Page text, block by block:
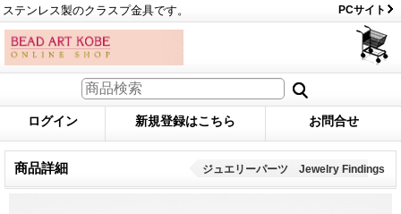
ステンレス製のクラスプ金具です。 PCサイト
ログイン 新規登録はこちら お問合せ
商品詳細 ジュエリーパーツ Jewelry Findings